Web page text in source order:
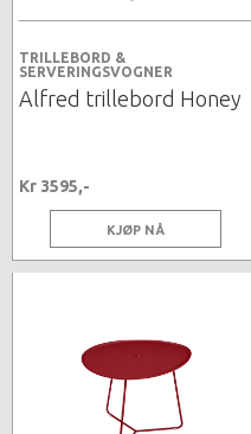
TRILLEBORD &
SERVERINGSVOGNER
Alfred trillebord Honey
Kr 3595,-
KJØP NÅ